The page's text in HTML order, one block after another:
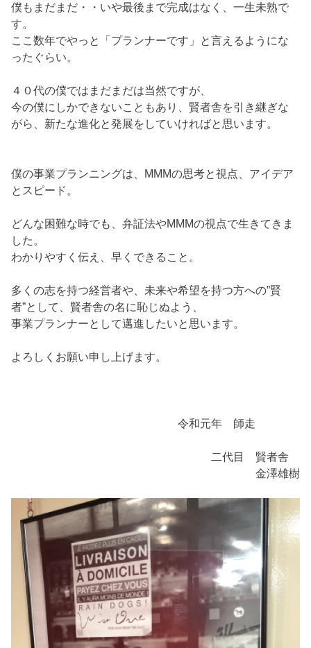
僕もまだまだ・・いや最後まで完成はなく、一生未熟で
す。
ここ数年でやっと「プランナーです」と言えるようにな
ったぐらい。
４０代の僕ではまだまだは当然ですが、
今の僕にしかできないこともあり、賢者舎を引き継ぎな
がら、新たな進化と発展をしていければと思います。
僕の事業プランニングは、MMMの思考と視点、アイデア
とスピード。
どんな困難な時でも、弁証法やMMMの視点で生きてきま
した。
わかりやすく伝え、早くできること。
多くの志を持つ経営者や、未来や希望を持つ方への”賢
者”として、賢者舎の名に恥じぬよう、
事業プランナーとして邁進したいと思います。
よろしくお願い申し上げます。
令和元年 師走
二代目 賢者舎
金澤雄樹